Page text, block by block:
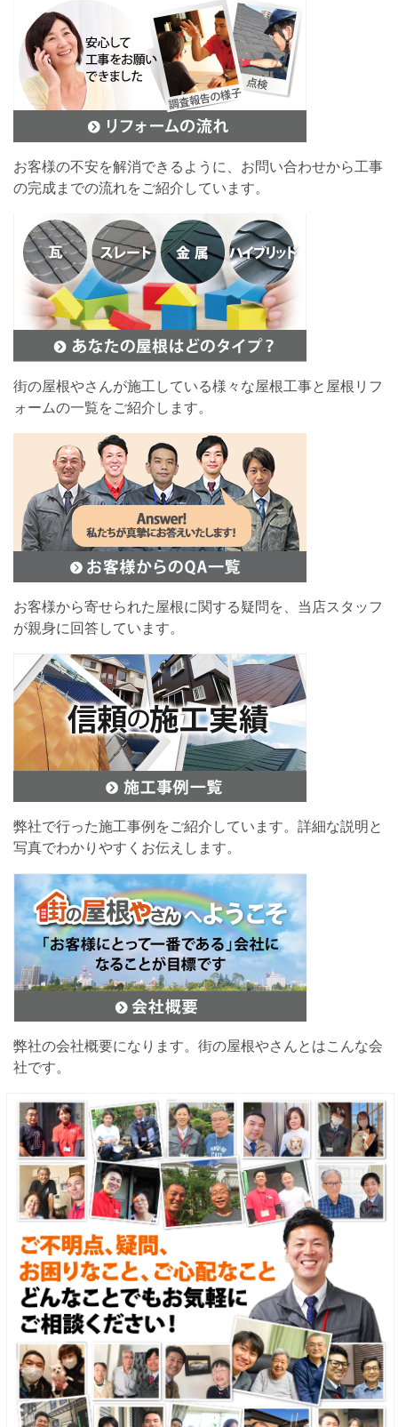
お客様の不安を解消できるように、お問い合わせから工事
の完成までの流れをご紹介しています。
街の屋根やさんが施工している様々な屋根工事と屋根リフ
ォームの一覧をご紹介します。
お客様から寄せられた屋根に関する疑問を、当店スタッフ
が親身に回答しています。
弊社で行った施工事例をご紹介しています。詳細な説明と
写真でわかりやすくお伝えします。
弊社の会社概要になります。街の屋根やさんとはこんな会
社です。